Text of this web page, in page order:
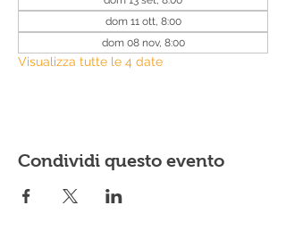
dom 11 ott, 8:00
dom 08 nov, 8:00
Visualizza tutte le 4 date
Condividi questo evento